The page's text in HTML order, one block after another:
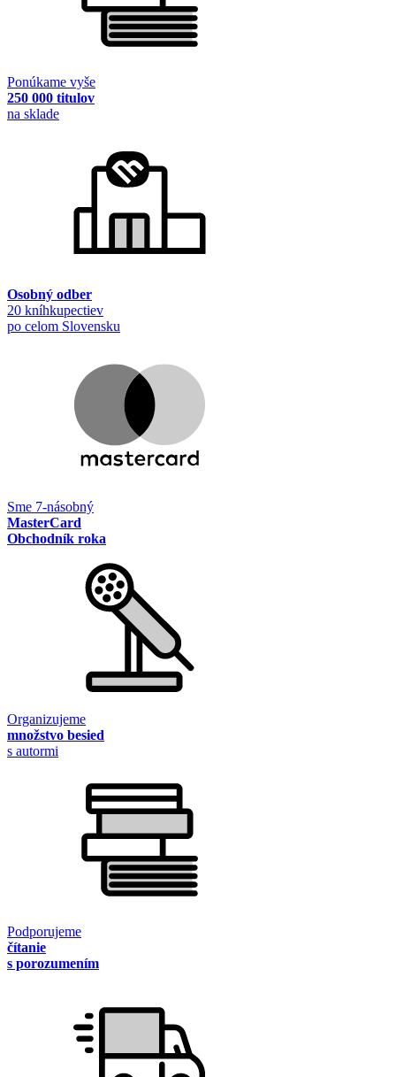
Ponúkame vyše
250 000 titulov
na sklade
Osobný odber
20 kníhkupectiev
po celom Slovensku
Sme 7-násobný
MasterCard
Obchodník roka
Organizujeme
množstvo besied
s autormi
Podporujeme
čítanie
s porozumením